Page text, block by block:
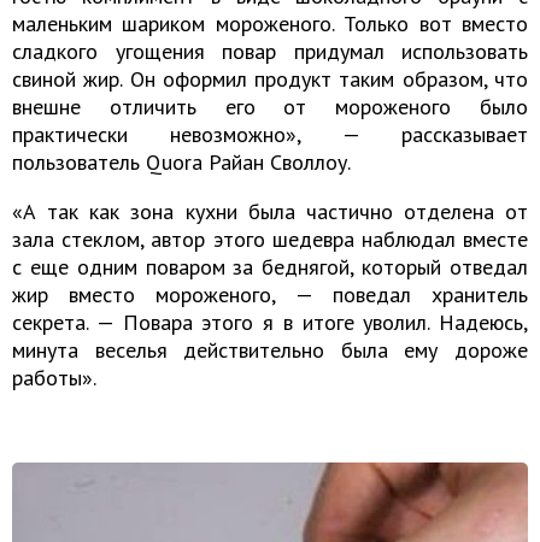
маленьким шариком мороженого. Только вот вместо
сладкого угощения повар придумал использовать
свиной жир. Он оформил продукт таким образом, что
внешне отличить его от мороженого было
практически невозможно», — рассказывает
пользователь Quora Райан Своллоу.
«А так как зона кухни была частично отделена от
зала стеклом, автор этого шедевра наблюдал вместе
с еще одним поваром за беднягой, который отведал
жир вместо мороженого, — поведал хранитель
секрета. — Повара этого я в итоге уволил. Надеюсь,
минута веселья действительно была ему дороже
работы».